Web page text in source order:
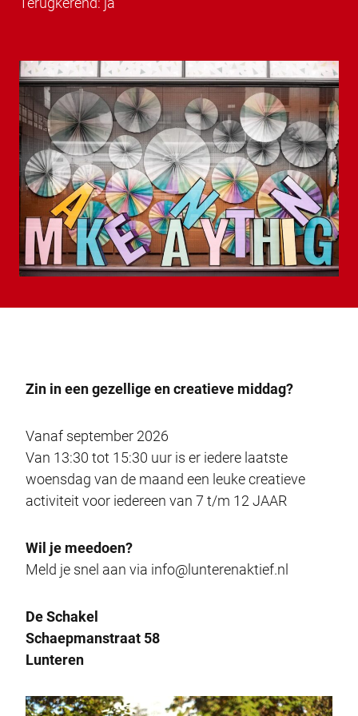
Zin in een gezellige en creatieve middag?
Vanaf september 2026
Van 13:30 tot 15:30 uur is er iedere laatste
woensdag van de maand een leuke creatieve
activiteit voor iedereen van 7 t/m 12 JAAR
Wil je meedoen?
Meld je snel aan via info@lunterenaktief.nl
De Schakel
Schaepmanstraat 58
Lunteren